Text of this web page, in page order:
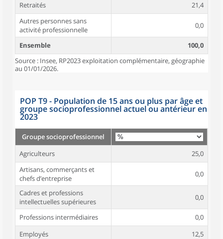
Retraités
21,4
Autres personnes sans
activité professionnelle
0,0
Ensemble
100,0
Source : Insee, RP2023 exploitation complémentaire, géographie
au 01/01/2026.
POP T9 - Population de 15 ans ou plus par âge et
groupe socioprofessionnel actuel ou antérieur en
2023
Groupe socioprofessionnel
Agriculteurs
25,0
Artisans, commerçants et
chefs d’entreprise
0,0
Cadres et professions
intellectuelles supérieures
0,0
Professions intermédiaires
0,0
Employés
12,5